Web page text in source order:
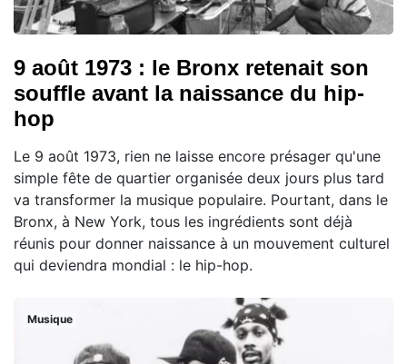
9 août 1973 : le Bronx retenait son
souffle avant la naissance du hip-
hop
Le 9 août 1973, rien ne laisse encore présager qu'une
simple fête de quartier organisée deux jours plus tard
va transformer la musique populaire. Pourtant, dans le
Bronx, à New York, tous les ingrédients sont déjà
réunis pour donner naissance à un mouvement culturel
qui deviendra mondial : le hip-hop.
Musique